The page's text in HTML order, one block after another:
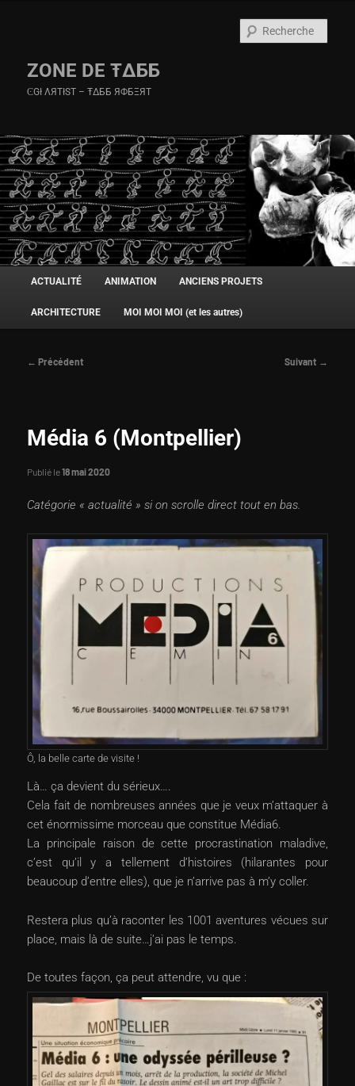
ZONE DE Ŧ∆ББ
ϾGł ΛЯTłST – Ŧ∆ББ ЯФБΞЯT
Aller
au
ACTUALITÉ ANIMATION ANCIENS PROJETS
ARCHITECTURE MOI MOI MOI (et les autres)
Navigation
← Précédent Suivant →
Média 6 (Montpellier)
Publié le18 mai 2020
Catégorie « actualité » si on scrolle direct tout en bas.
Ô, la belle carte de visite !
Là… ça devient du sérieux….
Cela fait de nombreuses années que je veux m’attaquer à
cet énormissime morceau que constitue Média6.
La principale raison de cette procrastination maladive,
c’est qu’il y a tellement d’histoires (hilarantes pour
beaucoup d’entre elles), que je n’arrive pas à m’y coller.
Restera plus qu’à raconter les 1001 aventures vécues sur
place, mais là de suite…j’ai pas le temps.
De toutes façon, ça peut attendre, vu que :